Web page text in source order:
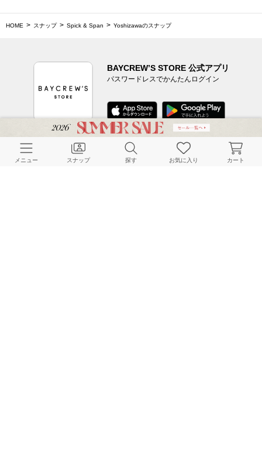
HOME スナップ Spick & Span Yoshizawaのスナップ
BAYCREW’S STORE 公式アプリ
パスワードレスでかんたんログイン
CUSTOMER SERVICE
メニュー スナップ 探す お気に入り カート